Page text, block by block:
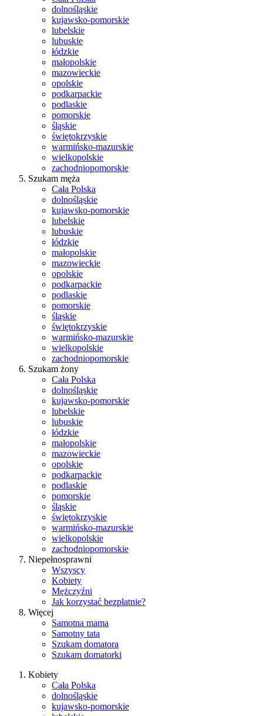
dolnośląskie
kujawsko-pomorskie
lubelskie
lubuskie
łódzkie
małopolskie
mazowieckie
opolskie
podkarpackie
podlaskie
pomorskie
śląskie
świętokrzyskie
warmińsko-mazurskie
wielkopolskie
zachodniopomorskie
Szukam męża
Cała Polska
dolnośląskie
kujawsko-pomorskie
lubelskie
lubuskie
łódzkie
małopolskie
mazowieckie
opolskie
podkarpackie
podlaskie
pomorskie
śląskie
świętokrzyskie
warmińsko-mazurskie
wielkopolskie
zachodniopomorskie
Szukam żony
Cała Polska
dolnośląskie
kujawsko-pomorskie
lubelskie
lubuskie
łódzkie
małopolskie
mazowieckie
opolskie
podkarpackie
podlaskie
pomorskie
śląskie
świętokrzyskie
warmińsko-mazurskie
wielkopolskie
zachodniopomorskie
Niepełnosprawni
Wszyscy
Kobiety
Mężczyźni
Jak korzystać bezpłatnie?
Więcej
Samotna mama
Samotny tata
Szukam domatora
Szukam domatorki
Kobiety
Cała Polska
dolnośląskie
kujawsko-pomorskie